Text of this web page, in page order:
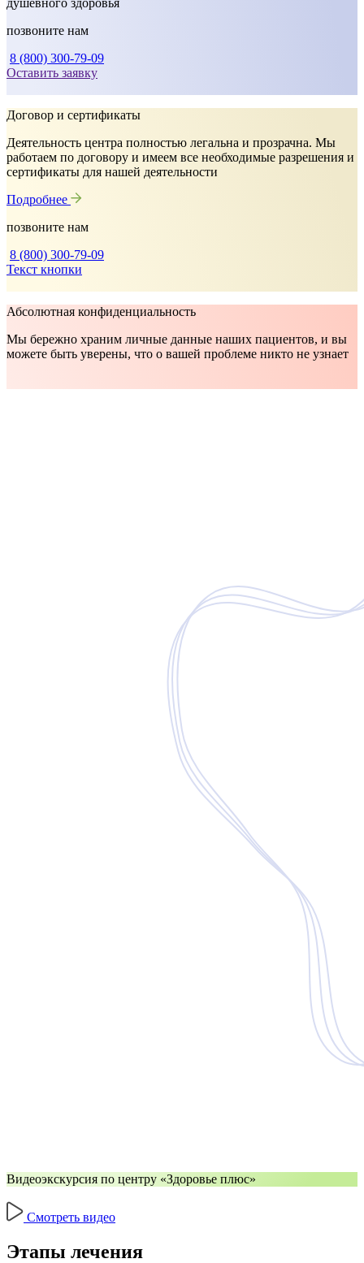
позвоните нам
8 (800) 300-79-09
Оставить заявку
Договор и сертификаты
Деятельность центра полностью легальна и прозрачна. Мы
работаем по договору и имеем все необходимые разрешения и
сертификаты для нашей деятельности
Подробнее
позвоните нам
8 (800) 300-79-09
Текст кнопки
Абсолютная конфиденциальность
Мы бережно храним личные данные наших пациентов, и вы
можете быть уверены, что о вашей проблеме никто не узнает
Видеоэкскурсия по центру «Здоровье плюс»
Смотреть видео
Этапы лечения